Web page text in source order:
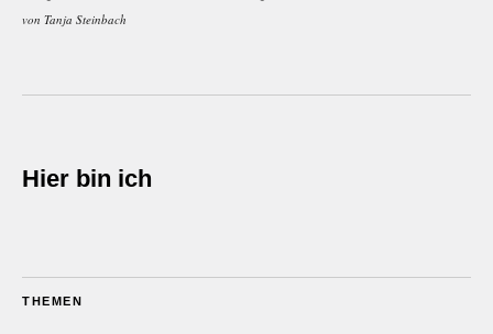
von Tanja Steinbach
Hier bin ich
THEMEN